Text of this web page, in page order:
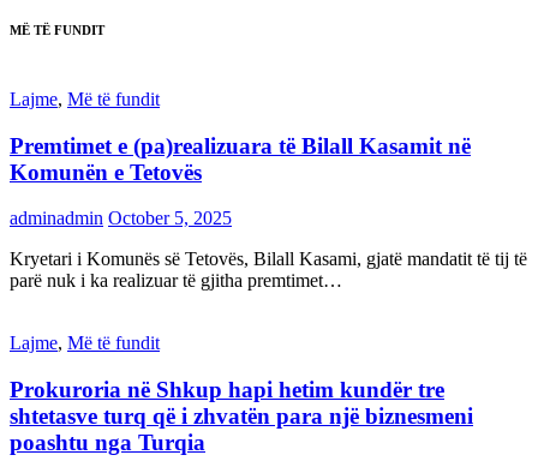
MË TË FUNDIT
Lajme, Më të fundit
Premtimet e (pa)realizuara të Bilall Kasamit në
Komunën e Tetovës
adminadmin October 5, 2025
Kryetari i Komunës së Tetovës, Bilall Kasami, gjatë mandatit të tij të
parë nuk i ka realizuar të gjitha premtimet…
Lajme, Më të fundit
Prokuroria në Shkup hapi hetim kundër tre
shtetasve turq që i zhvatën para një biznesmeni
poashtu nga Turqia